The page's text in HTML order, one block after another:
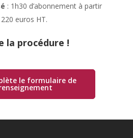
: 1h30 d’abonnement à partir
euros HT.
la procédure !
le formulaire de